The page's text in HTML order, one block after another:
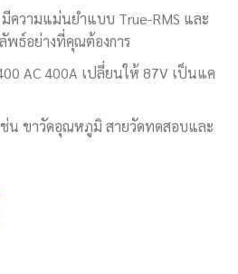
ความแม่นยำแบบ True-RMS และ
พธ์อย่างที่คุณต้องการ
AC 400A เปลี่ยนให้ 87V เป็นแค
น ขาวัดอุณหภูมิ สายวัดทดสอบและ